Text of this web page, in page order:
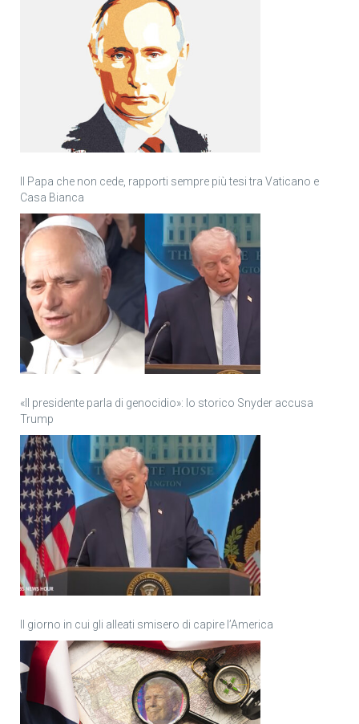
Il Papa che non cede, rapporti sempre più tesi tra Vaticano e
Casa Bianca
«Il presidente parla di genocidio»: lo storico Snyder accusa
Trump
Il giorno in cui gli alleati smisero di capire l’America